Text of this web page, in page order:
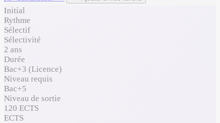
Initial
Rythme
Sélectif
Sélectivité
2 ans
Durée
Bac+3 (Licence)
Niveau requis
Bac+5
Niveau de sortie
120 ECTS
ECTS